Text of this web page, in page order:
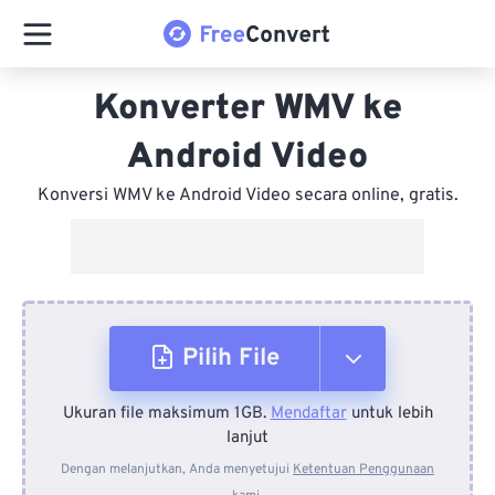
Konverter WMV ke
Android Video
Konversi WMV ke Android Video secara online, gratis.
Pilih File
Dari Perangkat
Ukuran file maksimum 1GB.Mendaftaruntuk lebih
lanjut
Dengan melanjutkan, Anda menyetujui Ketentuan Penggunaan